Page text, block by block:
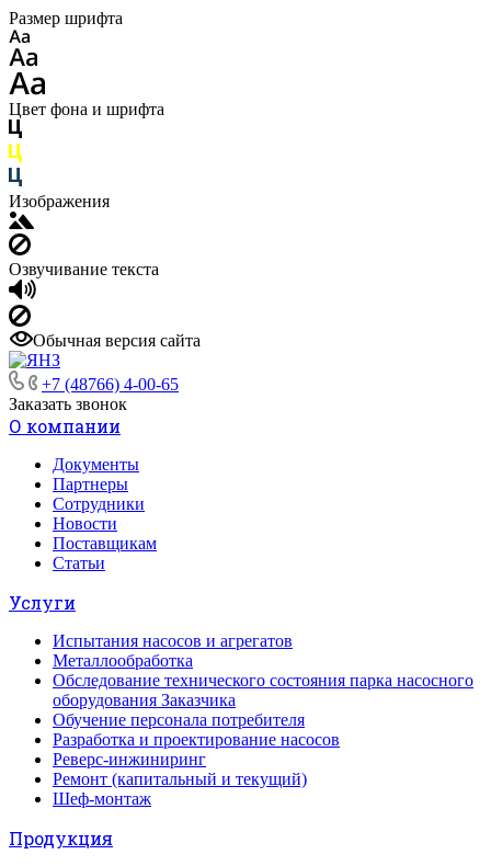
Размер шрифта
Цвет фона и шрифта
Изображения
Озвучивание текста
Обычная версия сайта
+7 (48766) 4-00-65
Заказать звонок
О компании
Документы
Партнеры
Сотрудники
Новости
Поставщикам
Статьи
Услуги
Испытания насосов и агрегатов
Металлообработка
Обследование технического состояния парка насосного
оборудования Заказчика
Обучение персонала потребителя
Разработка и проектирование насосов
Реверс-инжиниринг
Ремонт (капитальный и текущий)
Шеф-монтаж
Продукция